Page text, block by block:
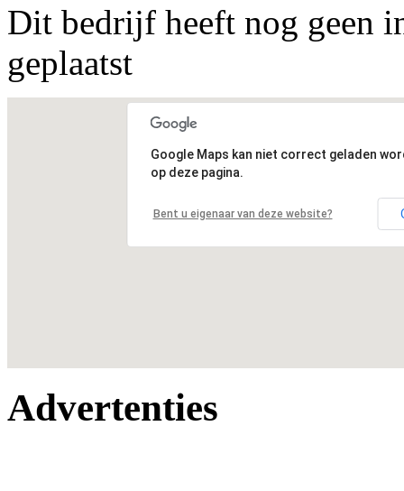
Dit bedrijf heeft nog geen
geplaatst
Google Maps kan niet correct geladen
op deze pagina.
Bent u eigenaar van deze website?
Advertenties